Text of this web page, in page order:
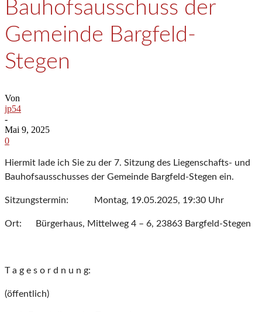
Bauhofsausschuss der
Gemeinde Bargfeld-
Stegen
Von
jp54
-
Mai 9, 2025
0
Hiermit lade ich Sie zu der 7. Sitzung des Liegenschafts- und
Bauhofsausschusses der Gemeinde Bargfeld-Stegen ein.
Sitzungstermin: Montag, 19.05.2025, 19:30 Uhr
Ort: Bürgerhaus, Mittelweg 4 – 6, 23863 Bargfeld-Stegen
T a g e s o r d n u n g:
(öffentlich)